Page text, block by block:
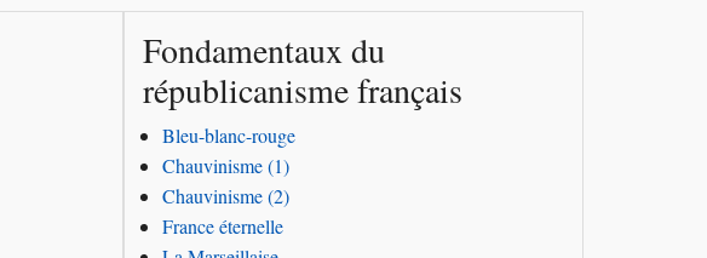
Fondamentaux du
républicanisme français
Bleu-blanc-rouge
Chauvinisme (1)
Chauvinisme (2)
France éternelle